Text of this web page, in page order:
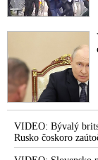
VIDEO: Bývalý
Rusko čoskoro
rovnako, ako bolo